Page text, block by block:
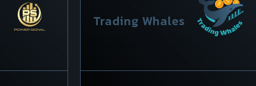
Trading Whales